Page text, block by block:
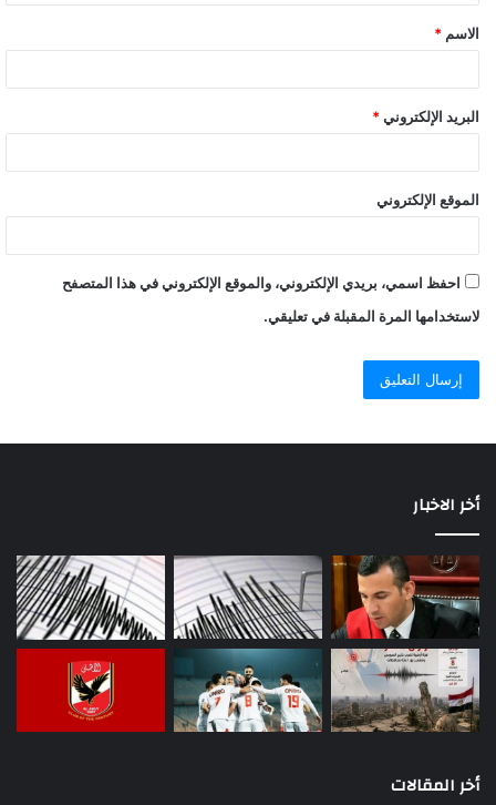
والأراضي الزراعية والبناء بدون ترخيص وإتخاذ كافة الإجراءات القانونية
التعديات علي أراضي الدولة
الاسم *
البريد الإلكتروني *
الموقع الإلكتروني
احفظ اسمي، بريدي الإلكتروني، والموقع الإلكتروني في هذا المتصفح
لاستخدامها المرة المقبلة في تعليقي.
أخر الاخبار
أخر المقالات